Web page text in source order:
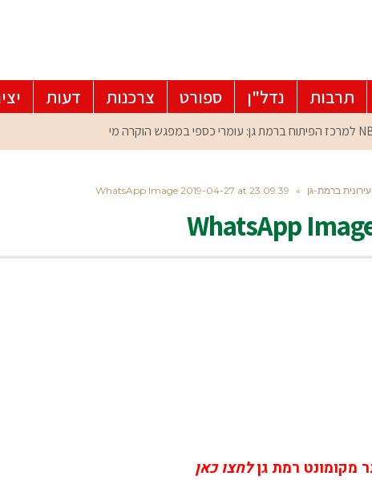
תרבות נדל"ן ספורט צרכנות דעות
»
WhatsApp Image 2019-04-27 at 23.09.39
WhatsApp
מקומונט רמת גןלחצו כאן